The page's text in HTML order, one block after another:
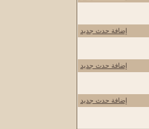
إضافة حدث جديد
إضافة حدث جديد
إضافة حدث جديد